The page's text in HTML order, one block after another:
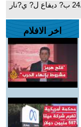
- ووت?ي س?وس?ن س?ليم ل? و?ستاني ب?رد?م س?فار?تي ع?راق ل?ند?ن 24.4.2026 ب? ديفاع ل? ي?نار
اخر الافلام